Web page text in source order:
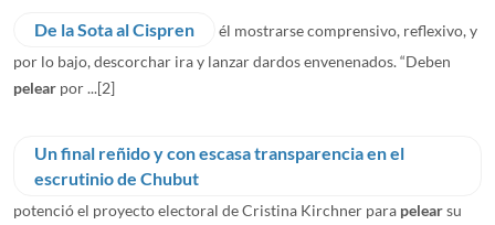
De la Sota al Cispren
él mostrarse comprensivo, reflexivo, y
por lo bajo, descorchar ira y lanzar dardos envenenados. “Deben
pelear por ...[2]
Un final reñido y con escasa transparencia en el
escrutinio de Chubut
potenció el proyecto electoral de Cristina Kirchner para pelearsu